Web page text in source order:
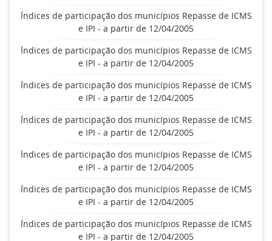
Índices de participação dos municípios Repasse de ICMS
e IPI - a partir de 12/04/2005
Índices de participação dos municípios Repasse de ICMS
e IPI - a partir de 12/04/2005
Índices de participação dos municípios Repasse de ICMS
e IPI - a partir de 12/04/2005
Índices de participação dos municípios Repasse de ICMS
e IPI - a partir de 12/04/2005
Índices de participação dos municípios Repasse de ICMS
e IPI - a partir de 12/04/2005
Índices de participação dos municípios Repasse de ICMS
e IPI - a partir de 12/04/2005
Índices de participação dos municípios Repasse de ICMS
e IPI - a partir de 12/04/2005